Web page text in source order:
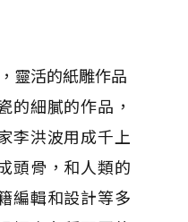
靈活的紙雕作品
的細膩的作品，
李洪波用成千上
頭骨，和人類的
編輯和設計等多